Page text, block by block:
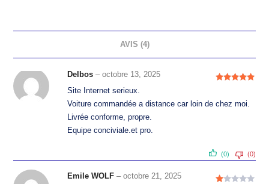
AVIS (4)
Delbos– octobre 13, 2025
Site Internet serieux.
Voiture commandée a distance car loin de chez moi.
Livrée conforme, propre.
Equipe conciviale.et pro.
(0) (0)
Emile WOLF– octobre 21, 2025